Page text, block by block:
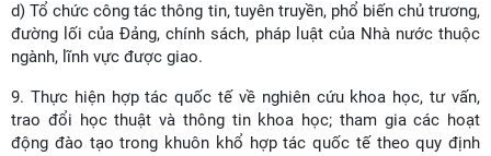
d) Tổ chức công tác thông tin, tuyên truyền, phổ biến chủ trương,
đường lối của Đảng, chính sách, pháp luật của Nhà nước thuộc
ngành, lĩnh vực được giao.
9. Thực hiện hợp tác quốc tế về nghiên cứu khoa học, tư vấn,
trao đổi học thuật và thông tin khoa học; tham gia các hoạt
động đào tạo trong khuôn khổ hợp tác quốc tế theo quy định